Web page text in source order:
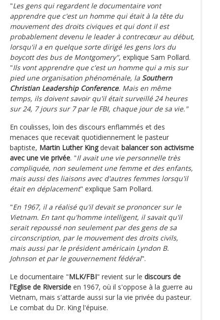
"Les gens qui regardent le documentaire vont
apprendre que c'est un homme qui était à la tête du
mouvement des droits civiques et qui dont il est
probablement devenu le leader à contrecœur au début,
lorsqu'il a en quelque sorte dirigé les gens lors du
boycott des bus de Montgomery", explique Sam Pollard.
"Ils vont apprendre que c'est un homme qui a mis sur
pied une organisation phénoménale, la Southern
Christian Leadership Conference. Mais en même
temps, ils doivent savoir qu'il était surveillé 24 heures
sur 24, 7 jours sur 7 par le FBI, chaque jour de sa vie."
En coulisses, loin des discours enflammés et des
menaces que recevait quotidiennement le pasteur
baptiste, Martin Luther Kingdevait balancer son activisme
avec une vie privée. "Il avait une vie personnelle très
compliquée, non seulement une femme et des enfants,
mais aussi des liaisons avec d'autres femmes lorsqu'il
était en déplacement" explique Sam Pollard.
"En 1967, il a réalisé qu'il devait se prononcer sur le
Vietnam. En tant qu'homme intelligent, il savait qu'il
serait repoussé non seulement par des gens de sa
circonscription, par le mouvement des droits civils,
mais aussi par le président américain Lyndon B.
Johnson et par le gouvernement fédéral".
Le documentaire "MLK/FBI" revient sur le discours de
l'Eglise de Riverside en 1967, où il s'oppose à la guerre au
Vietnam, mais s'attarde aussi sur la vie privée du pasteur.
Le combat du Dr. King l'épuise.